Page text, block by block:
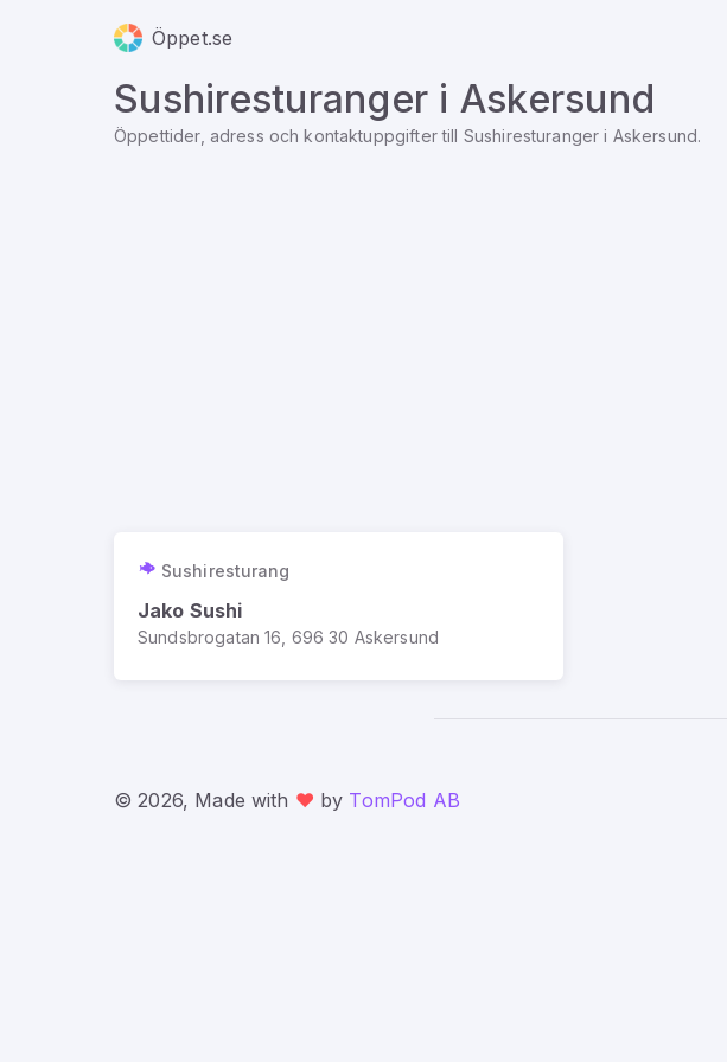
Öppet.se
Sushiresturanger i Askersund
Öppettider, adress och kontaktuppgifter till Sushiresturanger i Askersund.
Sushiresturang
Jako Sushi
Sundsbrogatan 16, 696 30 Askersund
© 2026, Made with ❤️ by TomPod AB